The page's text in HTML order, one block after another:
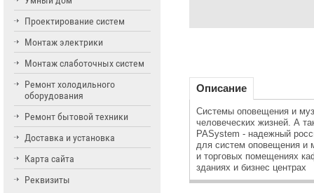
Описание
Системы оповещения и
человеческих жизней. А
PASystem - надежный
для систем оповещения и
и торговых помещениях
зданиях и бизнес центрах
Проектирование систем
Монтаж электрики
Монтаж слаботочных систем
Ремонт холодильного
оборудования
Ремонт бытовой техники
Доставка и установка
Карта сайта
Реквизиты